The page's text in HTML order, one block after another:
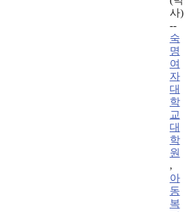
사)
--
숙
명
여
자
대
학
교
대
학
원
,
아
동
복